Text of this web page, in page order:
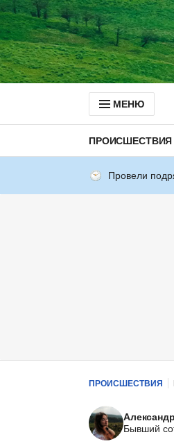
МЕНЮ
ПРОИСШЕСТВИЯ
Провели
ПРОИСШЕСТВИЯ
Бывший